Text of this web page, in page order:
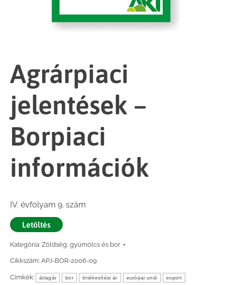
Agrárpiaci
jelentések –
Borpiaci
információk
IV. évfolyam 9. szám
Letöltés
Kategória: Zöldség, gyümölcs és bor
Cikkszám: APJ-BOR-2006-09
Címkék: átlagár bor értékesítési ár európai unió export